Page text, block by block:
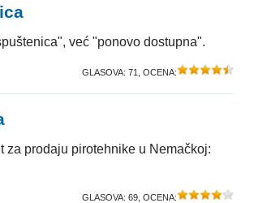
već "ponovo dostupna".
GLASOVA: 71 , OCENA:
za prodaju pirotehnike u Nemačkoj:
GLASOVA: 69 , OCENA: